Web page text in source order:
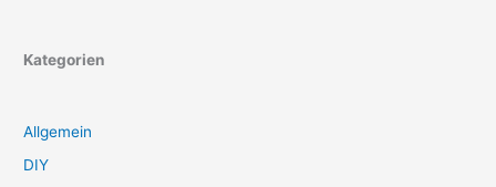
Kategorien
Allgemein
DIY